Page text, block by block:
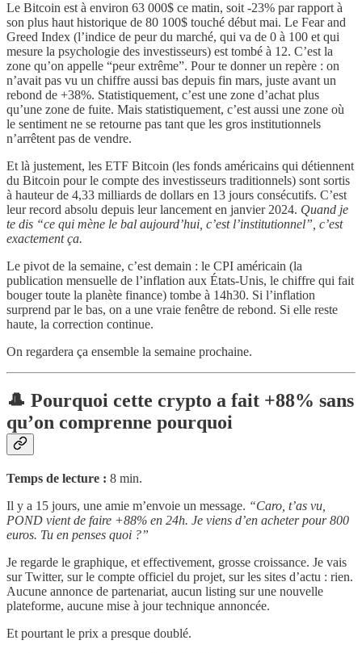
Le Bitcoin est à environ 63 000$ ce matin, soit -23% par rapport à
son plus haut historique de 80 100$ touché début mai. Le Fear and
Greed Index (l’indice de peur du marché, qui va de 0 à 100 et qui
mesure la psychologie des investisseurs) est tombé à 12. C’est la
zone qu’on appelle “peur extrême”. Pour te donner un repère : on
n’avait pas vu un chiffre aussi bas depuis fin mars, juste avant un
rebond de +38%. Statistiquement, c’est une zone d’achat plus
qu’une zone de fuite. Mais statistiquement, c’est aussi une zone où
le sentiment ne se retourne pas tant que les gros institutionnels
n’arrêtent pas de vendre.
Et là justement, les ETF Bitcoin (les fonds américains qui détiennent
du Bitcoin pour le compte des investisseurs traditionnels) sont sortis
à hauteur de 4,33 milliards de dollars en 13 jours consécutifs. C’est
leur record absolu depuis leur lancement en janvier 2024. Quand je
te dis “ce qui mène le bal aujourd’hui, c’est l’institutionnel”, c’est
exactement ça.
Le pivot de la semaine, c’est demain : le CPI américain (la
publication mensuelle de l’inflation aux États-Unis, le chiffre qui fait
bouger toute la planète finance) tombe à 14h30. Si l’inflation
surprend par le bas, on a une vraie fenêtre de rebond. Si elle reste
haute, la correction continue.
On regardera ça ensemble la semaine prochaine.
🎩 Pourquoi cette crypto a fait +88% sans
qu’on comprenne pourquoi
Temps de lecture : 8 min.
Il y a 15 jours, une amie m’envoie un message. “Caro, t’as vu,
POND vient de faire +88% en 24h. Je viens d’en acheter pour 800
euros. Tu en penses quoi ?”
Je regarde le graphique, et effectivement, grosse croissance. Je vais
sur Twitter, sur le compte officiel du projet, sur les sites d’actu : rien.
Aucune annonce de partenariat, aucun listing sur une nouvelle
plateforme, aucune mise à jour technique annoncée.
Et pourtant le prix a presque doublé.